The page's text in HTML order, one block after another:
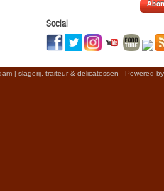
Social
| slagerij, traiteur & delicatessen - Powered